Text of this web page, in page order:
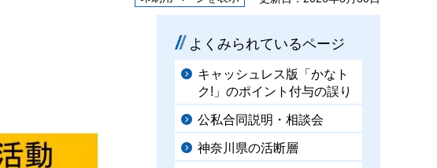
よくみられているページ
キャッシュレス版「かなト
ク!」のポイント付与の誤り
公私合同説明・相談会
神奈川県の活断層